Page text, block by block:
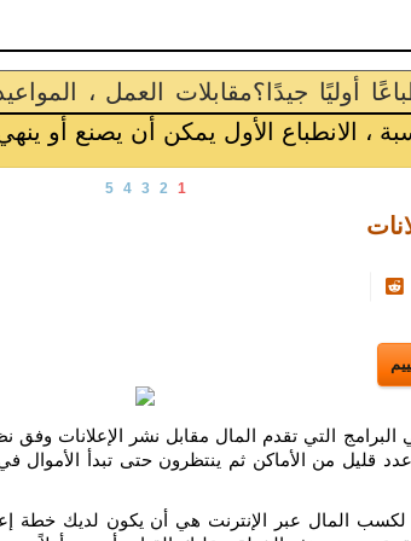
بروس بيرمان خبير التسويق
1
2
3
4
5
التي تقدم المال مقابل نشر الإعلانات وفق
قليل من الأماكن ثم ينتظرون حتى تبدأ الأموال
لكسب المال عبر الإنترنت هي أن يكون لديك خطة